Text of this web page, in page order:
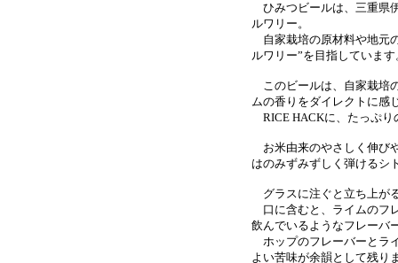
ひみつビールは、三重県
ルワリー。
自家栽培の原材料や地元
ルワリー”を目指しています
このビールは、自家栽培
ムの香りをダイレクトに感
RICE HACKに、たっぷり
お米由来のやさしく伸び
はのみずみずしく弾けるシ
グラスに注ぐと立ち上が
口に含むと、ライムのフ
飲んでいるようなフレーバ
ホップのフレーバーとラ
よい苦味が余韻として残り